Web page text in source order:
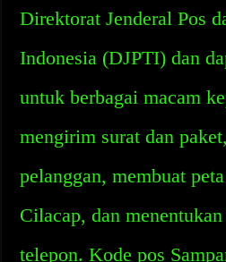
Direktorat Jenderal Pos
Indonesia (DJPTI) dan
untuk berbagai macam
mengirim surat dan
pelanggan, membuat
Cilacap, dan
telepon. Kode pos